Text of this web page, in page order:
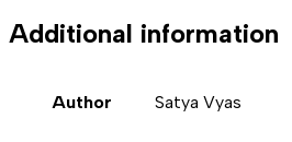
Additional information
Author Satya Vyas